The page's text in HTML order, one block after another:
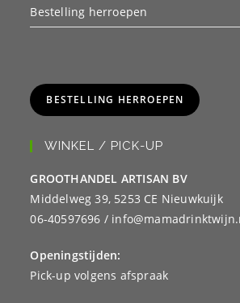
Bestelling herroepen
BESTELLING HERROEPEN
WINKEL / PICK-UP
GROOTHANDEL ARTISAN BV
Middelweg 39, 5253 CE Nieuwkuijk
06-40597696 /
Openingstijden:
Pick-up volgens afspraak